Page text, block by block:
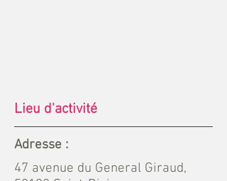
Lieu d'activité
Adresse :
47 avenue du General Giraud,